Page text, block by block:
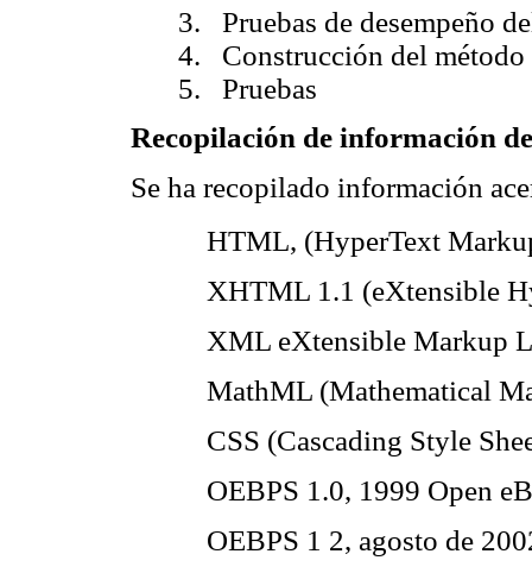
3. Pruebas de desempeño
4. Construcción del método
5. Pruebas
Recopilación de información
Se ha recopilado información
 HTML, (HyperText
 XHTML 1.1 (eXtensible
 XML eXtensible Markup
 MathML (Mathematical
 CSS (Cascading Style
 OEBPS 1.0, 1999 Open
 OEBPS 1 2, agosto de